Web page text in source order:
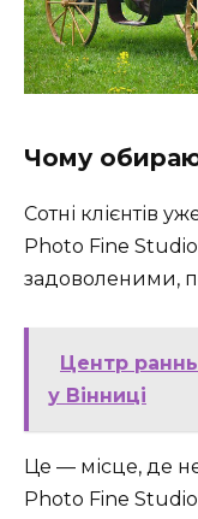
Чому
Сотні клієнтів
Photo Fine
задоволеними,
Центр
у Вінниці
Це — місце, де
Photo Fine